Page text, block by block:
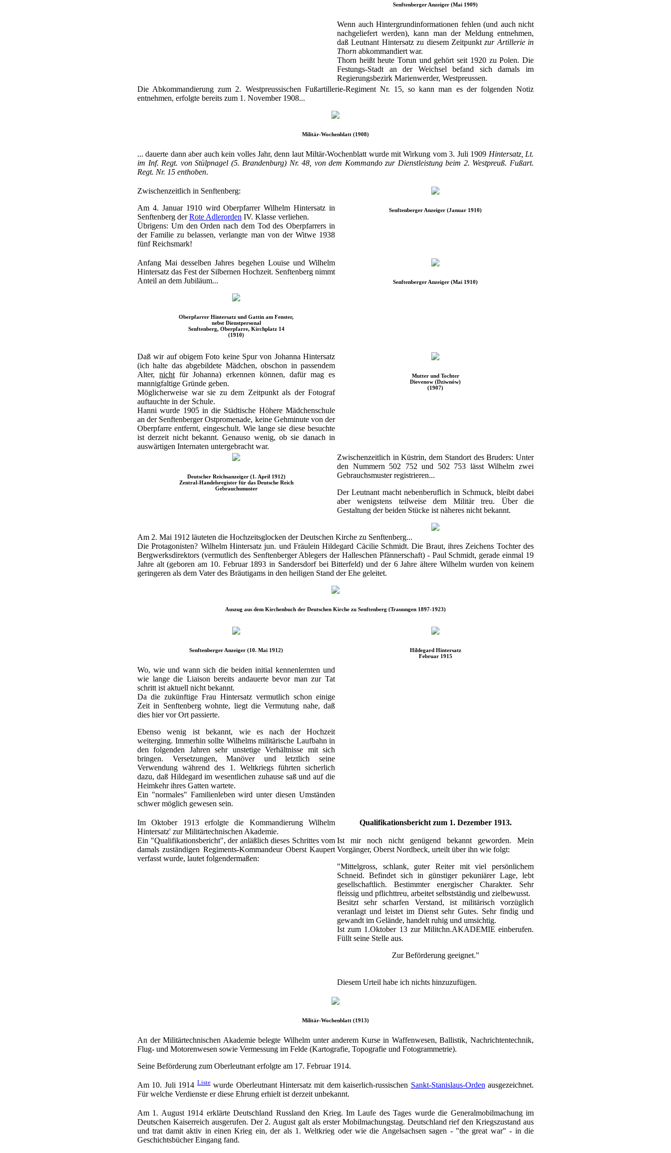
Senftenberger Anzeiger (Mai 1909)
Wenn auch Hintergrundinformationen fehlen (und auch nicht
nachgeliefert werden), kann man der Meldung entnehmen,
daß Leutnant Hintersatz zu diesem Zeitpunktzur Artillerie in
Thorn abkommandiert war.
Thorn heißt heute Torun und gehört seit 1920 zu Polen. Die
Festungs-Stadt an der Weichsel befand sich damals im
Regierungsbezirk Marienwerder, Westpreussen.
Die Abkommandierung zum 2. Westpreussischen Fußartillerie-Regiment Nr. 15, so kann man es der folgenden Notiz
entnehmen, erfolgte bereits zum 1. November 1908...
Militär-Wochenblatt (1908)
... dauerte dann aber auch kein volles Jahr, denn laut Miltär-Wochenblatt wurde mit Wirkung vom 3. Juli 1909 Hintersatz, Lt.
im Inf. Regt. von Stülpnagel (5. Brandenburg) Nr. 48, von dem Kommando zur Dienstleistung beim 2. Westpreuß. Fußart.
Regt. Nr. 15 enthoben.
Zwischenzeitlich in Senftenberg:
Am 4. Januar 1910 wird Oberpfarrer Wilhelm Hintersatz in
Senftenberg derRote Adlerorden IV. Klasse verliehen.
Übrigens: Um den Orden nach dem Tod des Oberpfarrers in
der Familie zu belassen, verlangte man von der Witwe 1938
fünf Reichsmark!
Senftenberger Anzeiger (Januar 1910)
Anfang Mai desselben Jahres begehen Louise und Wilhelm
Hintersatz das Fest der Silbernen Hochzeit. Senftenberg nimmt
Anteil an dem Jubiläum...
Oberpfarrer Hintersatz und Gattin am Fenster,
nebst Dienstpersonal
Senftenberg, Oberpfarre, Kirchplatz 14
(1910)
Senftenberger Anzeiger (Mai 1910)
Daß wir auf obigem Foto keine Spur von Johanna Hintersatz
(ich halte das abgebildete Mädchen, obschon in passendem
Alter,nicht für Johanna) erkennen können, dafür mag es
mannigfaltige Gründe geben.
Möglicherweise war sie zu dem Zeitpunkt als der Fotograf
auftauchte in der Schule.
Hanni wurde 1905 in die Städtische Höhere Mädchenschule
an der Senftenberger Ostpromenade, keine Gehminute von der
Oberpfarre entfernt, eingeschult. Wie lange sie diese besuchte
ist derzeit nicht bekannt. Genauso wenig, ob sie danach in
auswärtigen Internaten untergebracht war.
Mutter und Tochter
Dievenow (Dziwnów)
(1907)
Deutscher Reichsanzeiger (1. April 1912)
Zentral-Handelsregister für das Deutsche Reich
Gebrauchsmuster
Zwischenzeitlich in Küstrin, dem Standort des Bruders: Unter
den Nummern 502 752 und 502 753 lässt Wilhelm zwei
Gebrauchsmuster registrieren...
Der Leutnant macht nebenberuflich in Schmuck, bleibt dabei
aber wenigstens teilweise dem Militär treu. Über die
Gestaltung der beiden Stücke ist näheres nicht bekannt.
Am 2. Mai 1912 läuteten die Hochzeitsglocken der Deutschen Kirche zu Senftenberg...
Die Protagonisten? Wilhelm Hintersatz jun. und Fräulein Hildegard Cäcilie Schmidt. Die Braut, ihres Zeichens Tochter des
Bergwerksdirektors (vermutlich des Senftenberger Ablegers der Halleschen Pfännerschaft) - Paul Schmidt, gerade einmal 19
Jahre alt (geboren am 10. Februar 1893 in Sandersdorf bei Bitterfeld) und der 6 Jahre ältere Wilhelm wurden von keinem
geringeren als dem Vater des Bräutigams in den heiligen Stand der Ehe geleitet.
Auszug aus dem Kirchenbuch der Deutschen Kirche zu Senftenberg (Trauungen 1897-1923)
Senftenberger Anzeiger (10. Mai 1912)
Wo, wie und wann sich die beiden initial kennenlernten und
wie lange die Liaison bereits andauerte bevor man zur Tat
schritt ist aktuell nicht bekannt.
Da die zukünftige Frau Hintersatz vermutlich schon einige
Zeit in Senftenberg wohnte, liegt die Vermutung nahe, daß
dies hier vor Ort passierte.
Ebenso wenig ist bekannt, wie es nach der Hochzeit
weiterging. Immerhin sollte Wilhelms militärische Laufbahn in
den folgenden Jahren sehr unstetige Verhältnisse mit sich
bringen. Versetzungen, Manöver und letztlich seine
Verwendung während des 1. Weltkriegs führten sicherlich
dazu, daß Hildegard im wesentlichen zuhause saß und auf die
Heimkehr ihres Gatten wartete.
Ein "normales" Familienleben wird unter diesen Umständen
schwer möglich gewesen sein.
Hildegard Hintersatz
Februar 1915
Im Oktober 1913 erfolgte die Kommandierung Wilhelm
Hintersatz' zur Militärtechnischen Akademie.
Ein "Qualifikationsbericht", der anläßlich dieses Schrittes vom
damals zuständigen Regiments-Kommandeur Oberst Kaupert
verfasst wurde, lautet folgendermaßen:
Qualifikationsbericht zum 1. Dezember 1913.
Ist mir noch nicht genügend bekannt geworden. Mein
Vorgänger, Oberst Nordbeck, urteilt über ihn wie folgt:
"Mittelgross, schlank, guter Reiter mit viel persönlichem
Schneid. Befindet sich in günstiger pekuniärer Lage, lebt
gesellschaftlich. Bestimmter energischer Charakter. Sehr
fleissig und pflichttreu, arbeitet selbstständig und zielbewusst.
Besitzt sehr scharfen Verstand, ist militärisch vorzüglich
veranlagt und leistet im Dienst sehr Gutes. Sehr findig und
gewandt im Gelände, handelt ruhig und umsichtig.
Ist zum 1.Oktober 13 zur Militchn.AKADEMIE einberufen.
Füllt seine Stelle aus.
Zur Beförderung geeignet."
Diesem Urteil habe ich nichts hinzuzufügen.
Militär-Wochenblatt (1913)
An der Militärtechnischen Akademie belegte Wilhelm unter anderem Kurse in Waffenwesen, Ballistik, Nachrichtentechnik,
Flug- und Motorenwesen sowie Vermessung im Felde (Kartografie, Topografie und Fotogrammetrie).
Seine Beförderung zum Oberleutnant erfolgte am 17. Februar 1914.
Am 10. Juli 1914Listewurde Oberleutnant Hintersatz mit dem kaiserlich-russischen Sankt-Stanislaus-Orden ausgezeichnet.
Für welche Verdienste er diese Ehrung erhielt ist derzeit unbekannt.
Am 1. August 1914 erklärte Deutschland Russland den Krieg. Im Laufe des Tages wurde die Generalmobilmachung im
Deutschen Kaiserreich ausgerufen. Der 2. August galt als erster Mobilmachungstag. Deutschland rief den Kriegszustand aus
und trat damit aktiv in einen Krieg ein, der als 1. Weltkrieg oder wie die Angelsachsen sagen - "the great war" - in die
Geschichtsbücher Eingang fand.